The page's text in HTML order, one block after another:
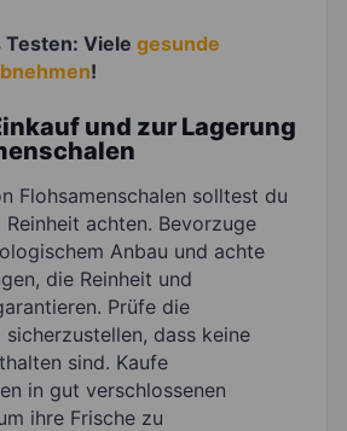
Viele gesunde
!
und zur Lagerung
Flohsamenschalen solltest du
achten. Bevorzuge
Anbau und achte
die Reinheit und
Prüfe die
dass keine
sind. Kaufe
in gut verschlossenen
ihre Frische zu